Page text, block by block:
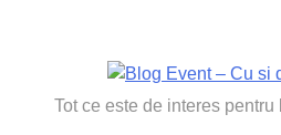
Blog
Tot ce este de interes